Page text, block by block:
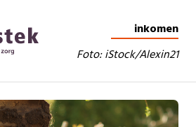
inkomen
Foto: iStock/Alexin21